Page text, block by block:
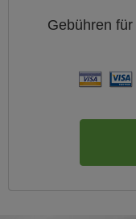
Gebühren für